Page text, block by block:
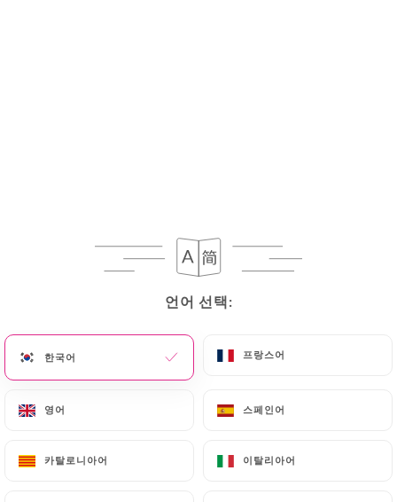
언어 선택:
한국어 프랑스어
영어 스페인어
카탈로니아어 이탈리아어
언어 선택:
한국어 프랑스어
영어 스페인어
카탈로니아어 이탈리아어